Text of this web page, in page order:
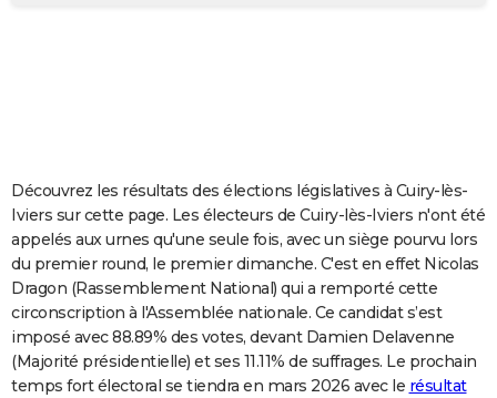
Carte de Noël
Carte Bonne année
Carte Saint-Valentin
Carte Pâques
Carte d'anniversaire
DICTIONNAIRE
Dictionnaire
Biographies
Citations
Expressions
Proverbes
PROGRAMME TV
COPAINS D'AVANT
S'inscrire
Se connecter
Lycées
Collèges
Primaires
Universités
Entreprises
Service militaire
Avis de recherche
AVIS DE DÉCÈS
FORUM
Découvrez les résultats des élections législatives à Cuiry-lès-
Iviers sur cette page. Les électeurs de Cuiry-lès-Iviers n'ont été
appelés aux urnes qu'une seule fois, avec un siège pourvu lors
du premier round, le premier dimanche. C'est en effet Nicolas
Dragon (Rassemblement National) qui a remporté cette
circonscription à l'Assemblée nationale. Ce candidat s’est
imposé avec 88.89% des votes, devant Damien Delavenne
(Majorité présidentielle) et ses 11.11% de suffrages. Le prochain
temps fort électoral se tiendra en mars 2026 avec le résultat